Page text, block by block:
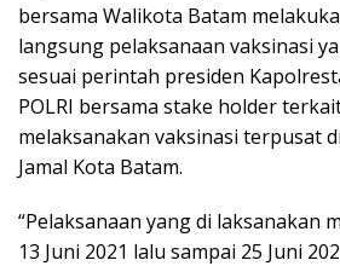
bersama Walikota Batam
langsung pelaksanaan vaksinasi
sesuai perintah presiden
POLRI bersama stake holder
melaksanakan vaksinasi terpusat
Jamal Kota Batam.
“Pelaksanaan yang di laksanakan
13 Juni 2021 lalu sampai 25 Juni